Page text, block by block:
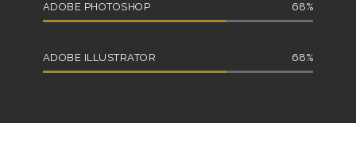
ADOBE PHOTOSHOP 68
ADOBE ILLUSTRATOR 68